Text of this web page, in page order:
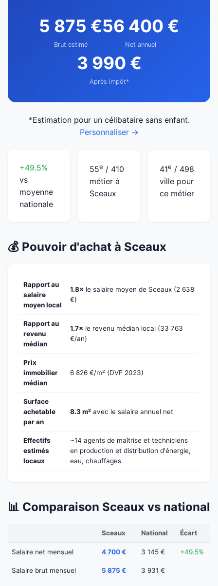
5 875 €
Brut estimé
56 400 €
Net annuel
3 990 €
Après impôt*
*Estimation pour un célibataire sans enfant.
Personnaliser →
+49.5%
vs
moyenne
nationale
55e / 410
métier à
Sceaux
41e / 498
ville pour
ce métier
💰 Pouvoir d'achat à Sceaux
Rapport au
salaire
moyen local
1.8× le salaire moyen de Sceaux (2 638
€)
Rapport au
revenu
médian
1.7× le revenu médian local (33 763
€/an)
Prix
immobilier
médian
6 826 €/m² (DVF 2023)
Surface
achetable
par an
8.3 m² avec le salaire annuel net
Effectifs
estimés
locaux
~14 agents de maîtrise et techniciens
en production et distribution d'énergie,
eau, chauffages
📊 Comparaison Sceaux vs national
Sceaux National Écart
Salaire net mensuel 4 700 € 3 145 € +49.5%
Salaire brut mensuel 5 875 € 3 931 €